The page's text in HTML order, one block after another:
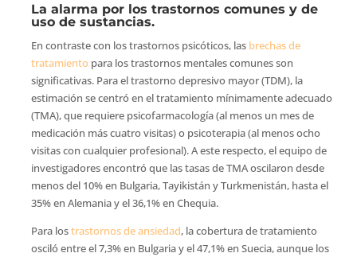
La alarma por los trastornos comunes y de
uso de sustancias.
En contraste con los trastornos psicóticos, las brechas de
tratamiento para los trastornos mentales comunes son
significativas. Para el trastorno depresivo mayor (TDM), la
estimación se centró en el tratamiento mínimamente adecuado
(TMA), que requiere psicofarmacología (al menos un mes de
medicación más cuatro visitas) o psicoterapia (al menos ocho
visitas con cualquier profesional). A este respecto, el equipo de
investigadores encontró que las tasas de TMA oscilaron desde
menos del 10% en Bulgaria, Tayikistán y Turkmenistán, hasta el
35% en Alemania y el 36,1% en Chequia.
Para lostrastornos de ansiedad, la cobertura de tratamiento
osciló entre el 7,3% en Bulgaria y el 47,1% en Suecia, aunque los